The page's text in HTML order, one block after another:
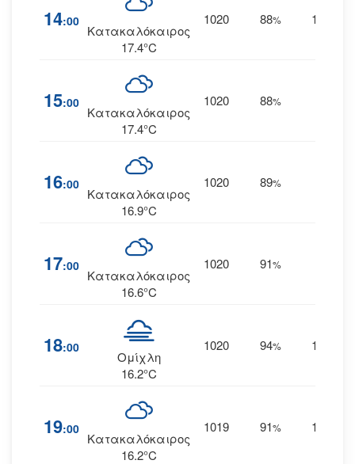
14:00
Κατακαλόκαιρος
17.4°C
1020 88% 11
15:00
Κατακαλόκαιρος
17.4°C
1020 88%
16:00
Κατακαλόκαιρος
16.9°C
1020 89%
17:00
Κατακαλόκαιρος
16.6°C
1020 91%
18:00
Ομίχλη
16.2°C
1020 94% 10
19:00
Κατακαλόκαιρος
16.2°C
1019 91% 11